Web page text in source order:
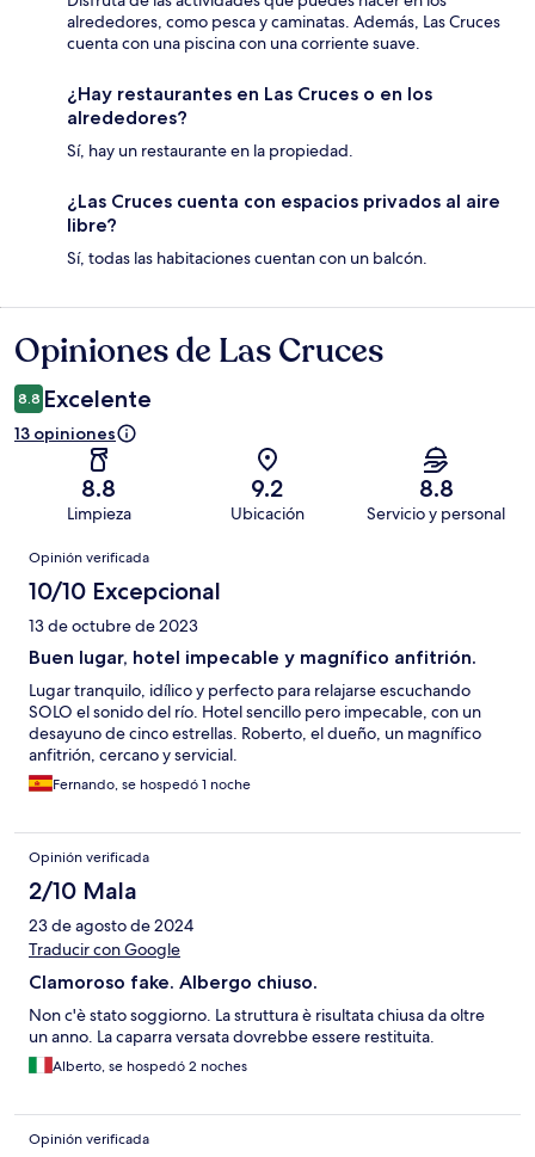
alrededores, como pesca y caminatas. Además, Las Cruces
cuenta con una piscina con una corriente suave.
¿Hay restaurantes en Las Cruces o en los
alrededores?
Sí, hay un restaurante en la propiedad.
¿Las Cruces cuenta con espacios privados al aire
libre?
Sí, todas las habitaciones cuentan con un balcón.
Opiniones
Opiniones de Las Cruces
8.8 Excelente
13 opiniones
8.8
Limpieza
9.2
Ubicación
8.8
Servicio y personal
Opiniones
Opinión verificada
10/10 Excepcional
13 de octubre de 2023
Buen lugar, hotel impecable y magnífico anfitrión.
Lugar tranquilo, idílico y perfecto para relajarse escuchando
SOLO el sonido del río. Hotel sencillo pero impecable, con un
desayuno de cinco estrellas. Roberto, el dueño, un magnífico
anfitrión, cercano y servicial.
Fernando, se hospedó 1 noche
Opinión verificada
2/10 Mala
23 de agosto de 2024
Traducir con Google
Clamoroso fake. Albergo chiuso.
Non c'è stato soggiorno. La struttura è risultata chiusa da oltre
un anno. La caparra versata dovrebbe essere restituita.
Alberto, se hospedó 2 noches
Opinión verificada